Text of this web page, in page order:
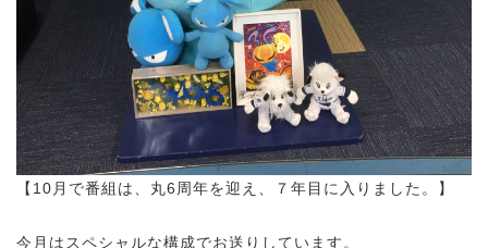
【10月で番組は、丸6周年を迎え、７年目に入りました。】
今月はスペシャルな構成でお送りしています。